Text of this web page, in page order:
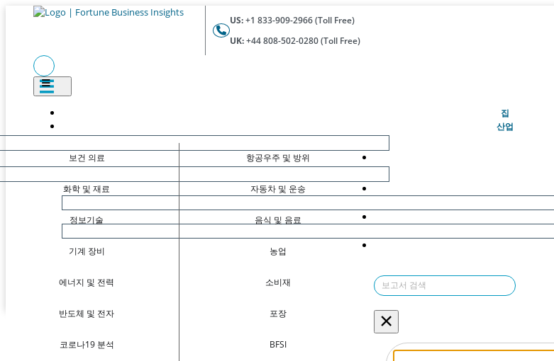
US:+1 833-909-2966 (Toll Free)
UK:+44 808-502-0280 (Toll Free)
집(현재의)
산업
보건 의료
화학 및 재료
정보기술
기계 장비
에너지 및 전력
반도체 및 전자
코로나19 분석
항공우주 및 방위
자동차 및 운송
음식 및 음료
농업
소비재
포장
BFSI
×